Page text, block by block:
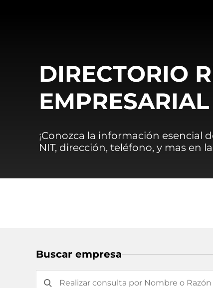
DIRECTORIO
EMPRESARIAL
¡Conozca la información esencial
NIT, dirección, teléfono, y mas en
Buscar empresa